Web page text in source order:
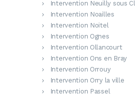
Intervention Neuilly sous
Intervention Noailles
Intervention Noitel
Intervention Ognes
Intervention Ollancourt
Intervention Ons en Bray
Intervention Orrouy
Intervention Orry la ville
Intervention Passel